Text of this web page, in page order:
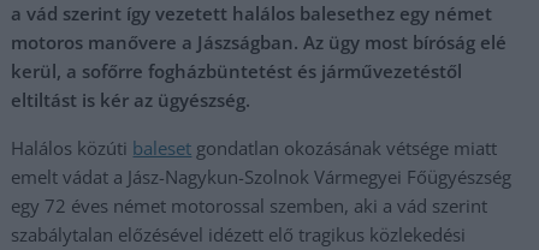
a vád szerint így vezetett halálos balesethez egy német
motoros manővere a Jászságban. Az ügy most bíróság elé
kerül, a sofőrre fogházbüntetést és járművezetéstől
eltiltást is kér az ügyészség.
Halálos közúti baleset gondatlan okozásának vétsége miatt
emelt vádat a Jász-Nagykun-Szolnok Vármegyei Főügyészség
egy 72 éves német motorossal szemben, aki a vád szerint
szabálytalan előzésével idézett elő tragikus közlekedési